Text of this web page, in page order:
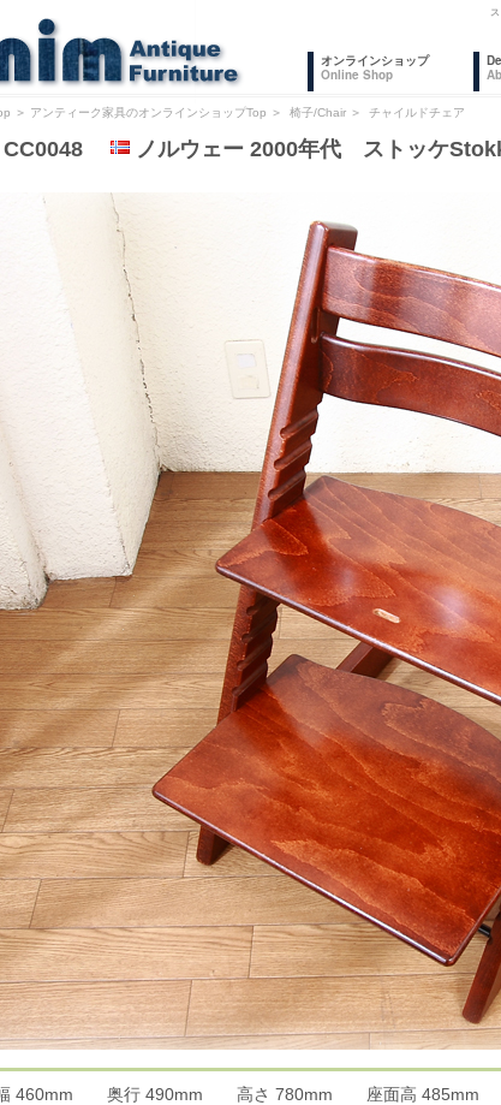
オンラインショップ
Online Shop
＞ アンティーク家具のオンラインショップTop ＞ 椅子/Chair ＞ チャイルドチェア
CC0048 ノルウェー 2000年代 ストッケ
460mm 奥行 490mm 高さ 780mm 座面高